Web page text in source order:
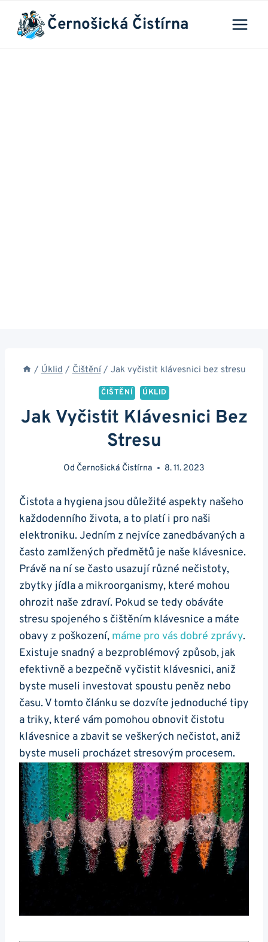
Přeskočit
obsah
Černošická Čistírna
/ Úklid / Čištění / Jak vyčistit klávesnici bez stresu
ČIŠTĚNÍ ÚKLID
Jak Vyčistit Klávesnici Bez
Stresu
Od Černošická Čistírna 8. 11. 2023
Čistota a hygiena jsou důležité aspekty našeho
každodenního života, a to platí i pro naši
elektroniku. Jedním z nejvíce zanedbávaných a
často zamlžených předmětů je naše klávesnice.
Právě na ní se často ⁢usazují různé⁢ nečistoty,
zbytky jídla a mikroorganismy, které mohou
ohrozit naše zdraví. Pokud se tedy obáváte⁣
stresu spojeného​ s čištěním klávesnice a máte
obavy z poškození, máme pro vás dobré zprávy.
Existuje snadný a bezproblémový způsob, jak
efektivně a bezpečně‌ vyčistit klávesnici, aniž
byste‍ museli investovat spoustu peněz nebo
času. V tomto článku se dozvíte jednoduché tipy
a triky, které vám ⁣pomohou obnovit čistotu
klávesnice a zbavit se veškerých nečistot, aniž
byste museli​ procházet stresovým procesem.